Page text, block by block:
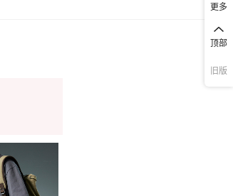
更多
顶部
旧版